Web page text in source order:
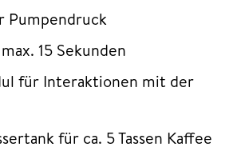
Pumpendruck
15 Sekunden
für Interaktionen mit der
für ca. 5 Tassen Kaffee